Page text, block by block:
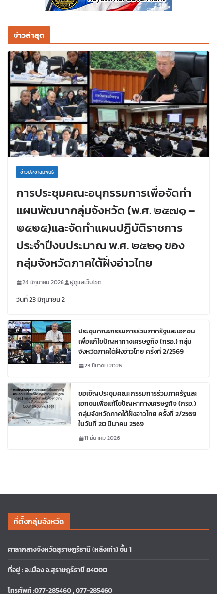
ข่าวล่าสุด
ข่าวประชาสัมพันธ์
การประชุมคณะอนุกรรมการเพื่อจัดทำ
แผนพัฒนากลุ่มจังหวัด (พ.ศ. ๒๕๗๑ –
๒๕๒๕)และจัดทำแผนปฏิบัติราชการ
ประจำปีงบประมาณ พ.ศ. ๒๕๒๑ ของ
กลุ่มจังหวัดภาคใต้ฝั่งอ่าวไทย
24 มิถุนายน 2026 ผู้ดูแลเว็บไซต์
วันที่ 23 มิถุนายน 2
ประชุมคณะกรรมการร่วมภาครัฐและเอกชน
เพื่อแก้ไขปัญหาทางเศรษฐกิจ (กรอ.) กลุ่ม
จังหวัดภาคใต้ฝั่งอ่าวไทย ครั้งที่ 2/2569
23 มีนาคม 2026
ขอเชิญประชุมคณะกรรมการร่วมภาครัฐและ
เอกชนเพื่อแก้ไขปัญหาทางเศรษฐกิจ (กรอ.)
กลุ่มจังหวัดภาคใต้ฝั่งอ่าวไทย ครั้งที่ 2/2569
ในวันที่ 20 มีนาคม 2569
11 มีนาคม 2026
ที่ตั้งกลุ่มจังหวัด
ศาลากลางจังหวัดสุราษฎร์ธานี (หลังเก่า) ชั้น 1
ที่อยู่ : อ.เมือง จ.สุราษฎร์ธานี 84000
โทรศัพท์ :077-285460 , 077-285460